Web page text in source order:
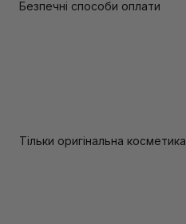
Безпечні способи оплати
Тільки оригінальна косметика